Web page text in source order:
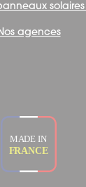
agences